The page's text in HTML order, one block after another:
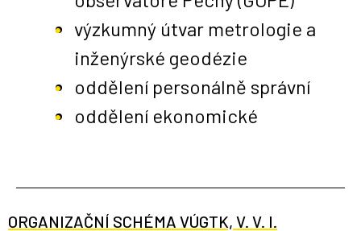
výzkumný útvar metrologie a
inženýrské geodézie
oddělení personálně správní
oddělení ekonomické
ORGANIZAČNÍ SCHÉMA VÚGTK, V. V. I.